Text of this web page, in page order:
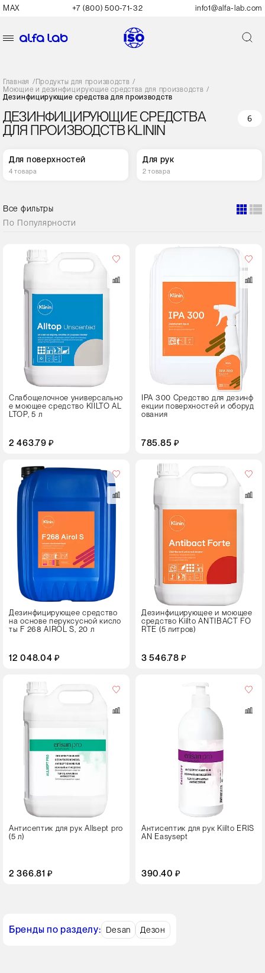
MAX +7 (800) 500-71-32 info1@alfa-lab.com
Главная / Продукты для производств /
Моющие и дезинфицирующие средства для производств /
Дезинфицирующие средства для производств
ДЕЗИНФИЦИРУЮЩИЕ СРЕДСТВА
ДЛЯ ПРОИЗВОДСТВ KLININ
6
Для поверхностей
4 товара
Для рук
2 товара
Все фильтры
По Популярности
Слабощелочное универсально
е моющее средство KIILTO AL
LTOP, 5 л
2 463.79 ₽
IPA 300 Средство для дезинф
екции поверхностей и оборуд
ования
785.85 ₽
Объем,
упаковки
Флакон с триггером
Дезинфицирующее средство
на основе перуксусной кисло
ты F 268 AIROL S, 20 л
12 048.04 ₽
Дезинфицирующее и моющее
средство Kiilto ANTIBACT FO
RTE (5 литров)
3 546.78 ₽
5
упаковки
Канистра
Антисептик для рук Allsept pro
(5 л)
2 366.81 ₽
Антисептик для рук Kiilto ERIS
AN Easysept
390.40 ₽
0,5
упаковки
Флакон с дозатором
Бренды по разделу: Desan Дезон